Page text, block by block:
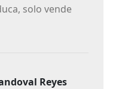
solo vende
Reyes